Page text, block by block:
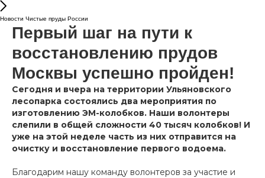
Новости Чистые пруды России
Первый шаг на пути к
восстановлению прудов
Москвы успешно пройден!
Сегодня и вчера на территории Ульяновского
лесопарка состоялись два мероприятия по
изготовлению ЭМ-колобков. Наши волонтеры
слепили в общей сложности 40 тысяч колобков! И
уже на этой неделе часть из них отправится на
очистку и восстановление первого водоема.
Благодарим нашу команду волонтеров за участие и